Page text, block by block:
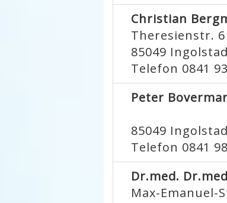
Christian
Theresienstr. 6
85049
Telefon 0841
Peter
85049
Telefon 0841
Dr.med.
Max-Emanuel-